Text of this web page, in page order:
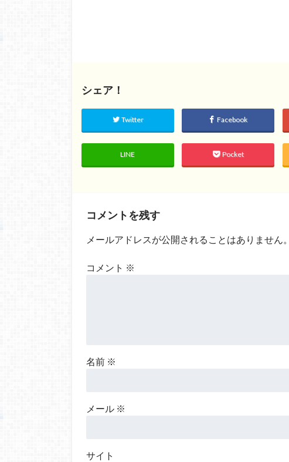
シェア！
Twitter Facebook
LINE Pocket
コメントを残す
メールアドレスが公開されることはありません。
コメント ※
名前 ※
メール ※
サイト